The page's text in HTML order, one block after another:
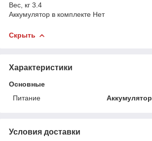
Вес, кг 3.4
Аккумулятор в комплекте Нет
Скрыть
Характеристики
Основные
Питание
Аккумулятор
Условия доставки